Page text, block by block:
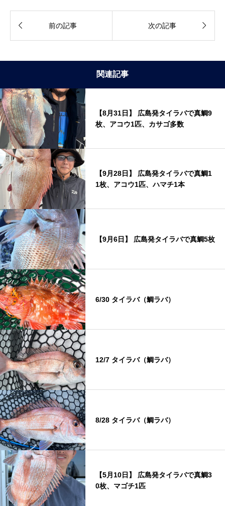
 前の記事 次の記事 
関連記事
【8月31日】 広島発タイラバで真鯛9
枚、アコウ1匹、カサゴ多数
【9月28日】 広島発タイラバで真鯛1
1枚、アコウ1匹、ハマチ1本
【9月6日】 広島発タイラバで真鯛5枚
6/30 タイラバ（鯛ラバ）
12/7 タイラバ（鯛ラバ）
8/28 タイラバ（鯛ラバ）
【5月10日】 広島発タイラバで真鯛3
0枚、マゴチ1匹